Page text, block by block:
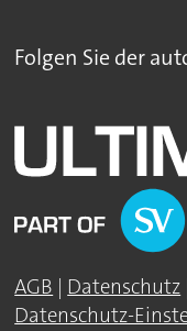
Folgen Sie der
AGB | Datenschutz
Datenschutz-